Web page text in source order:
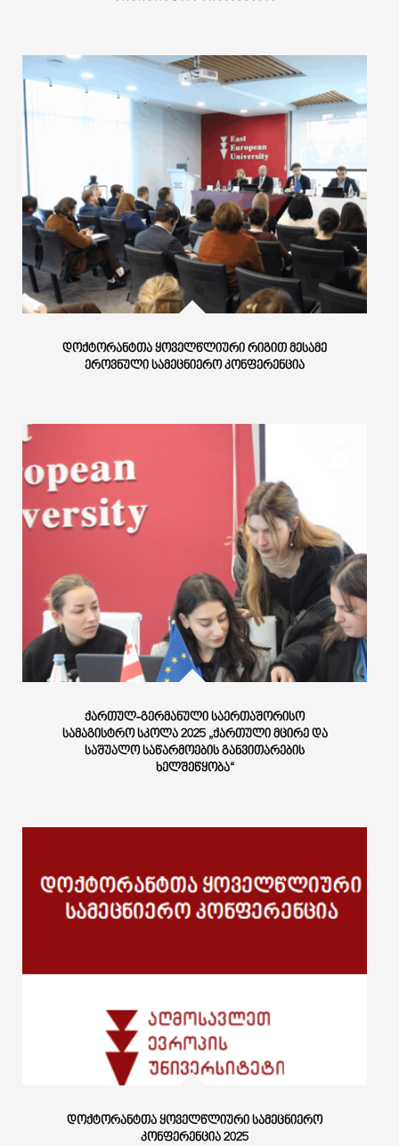
ᲓᲝᲥᲢᲝᲠᲐᲜᲢᲗᲐ ᲧᲝᲕᲔᲚᲬᲚᲘᲣᲠᲘ ᲠᲘᲒᲘᲗ ᲛᲔᲡᲐᲛᲔ
ᲔᲠᲝᲕᲜᲣᲚᲘ ᲡᲐᲛᲔᲪᲜᲘᲔᲠᲝ ᲙᲝᲜᲤᲔᲠᲔᲜᲪᲘᲐ
ᲥᲐᲠᲗᲣᲚ-ᲒᲔᲠᲛᲐᲜᲣᲚᲘ ᲡᲐᲔᲠᲗᲐᲨᲝᲠᲘᲡᲝ
ᲡᲐᲛᲐᲒᲘᲡᲢᲠᲝ ᲡᲙᲝᲚᲐ 2025 „ᲥᲐᲠᲗᲣᲚᲘ ᲛᲪᲘᲠᲔ ᲓᲐ
ᲡᲐᲨᲣᲐᲚᲝ ᲡᲐᲬᲐᲠᲛᲝᲔᲑᲘᲡ ᲒᲐᲜᲕᲘᲗᲐᲠᲔᲑᲘᲡ
ᲮᲔᲚᲨᲔᲬᲧᲝᲑᲐ“
ᲓᲝᲥᲢᲝᲠᲐᲜᲢᲗᲐ ᲧᲝᲕᲔᲚᲬᲚᲘᲣᲠᲘ ᲡᲐᲛᲔᲪᲜᲘᲔᲠᲝ
ᲙᲝᲜᲤᲔᲠᲔᲜᲪᲘᲐ 2025